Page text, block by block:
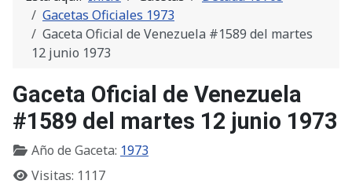
Gacetas Oficiales 1973
Gaceta Oficial de Venezuela #1589 del martes
12 junio 1973
Gaceta Oficial de Venezuela
#1589 del martes 12 junio 1973
Año de Gaceta: 1973
Visitas: 1117